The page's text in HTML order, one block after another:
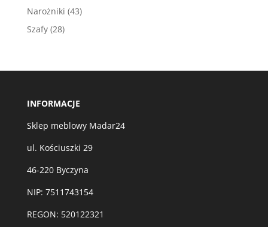
Narożniki 4343
Szafy 2828
INFORMACJE
Sklep meblowy Madar24
ul. Kościuszki 29
46-220 Byczyna
NIP: 7511743154
REGON: 520122321